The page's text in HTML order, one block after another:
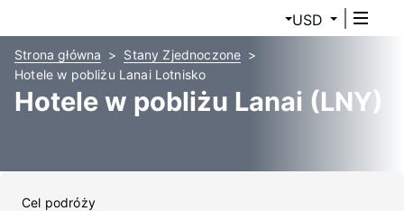
USD
Strona główna
Stany Zjednoczone
Hotele w pobliżu Lanai Lotnisko
Hotele w pobliżu Lanai (LNY)
Cel podróży